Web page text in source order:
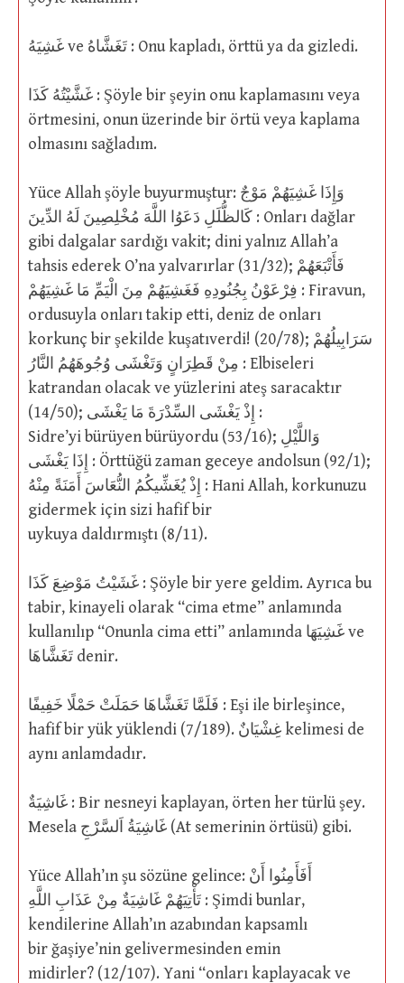
غَشِيَهُ ve تَغَشَّاهُ : Onu kapladı, örttü ya da gizledi.
غَشَّيْتُهُ كَذَا : Şöyle bir şeyin onu kaplamasını veya
örtmesini, onun üzerinde bir örtü veya kaplama
olmasını sağladım.
Yüce Allah şöyle buyurmuştur: وَإِذَا غَشِيَهُمْ مَوْجٌ
كَالظُّلَلِ دَعَوُا اللَّهَ مُخْلِصِينَ لَهُ الدِّينَ : Onları dağlar
gibi dalgalar sardığı vakit; dini yalnız Allah’a
tahsis ederek O’na yalvarırlar (31/32); فَأَتْبَعَهُمْ
فِرْعَوْنُ بِجُنُودِهِ فَغَشِيَهُمْ مِنَ الْيَمِّ مَا غَشِيَهُمْ : Firavun,
ordusuyla onları takip etti, deniz de onları
korkunç bir şekilde kuşatıverdi! (20/78); سَرَابِيلُهُمْ
مِنْ قَطِرَانٍ وَتَغْشَى وُجُوهَهُمُ النَّارُ : Elbiseleri
katrandan olacak ve yüzlerini ateş saracaktır
(14/50); إِذْ يَغْشَى السِّدْرَةَ مَا يَغْشَى :
Sidre’yi bürüyen bürüyordu (53/16); وَاللَّيْلِ
إِذَا يَغْشَى : Örttüğü zaman geceye andolsun (92/1);
إِذْ يُغَشِّيكُمُ النُّعَاسَ أَمَنَةً مِنْهُ : Hani Allah, korkunuzu
gidermek için sizi hafif bir
uykuya daldırmıştı (8/11).
غَشَيْتُ مَوْضِعَ كَذَا : Şöyle bir yere geldim. Ayrıca bu
tabir, kinayeli olarak “cima etme” anlamında
kullanılıp “Onunla cima etti” anlamında غَشِيَهَا ve
تَغَشَّاهَا denir.
فَلَمَّا تَغَشَّاهَا حَمَلَتْ حَمْلًا خَفِيفًا : Eşi ile birleşince,
hafif bir yük yüklendi (7/189). غِشْيَانٌ kelimesi de
aynı anlamdadır.
غَاشِيَةٌ : Bir nesneyi kaplayan, örten her türlü şey.
Mesela غَاشِيَةُ اَلسَّرْجِ (At semerinin örtüsü) gibi.
Yüce Allah’ın şu sözüne gelince: أَفَأَمِنُوا أَنْ
تَأْتِيَهُمْ غَاشِيَةٌ مِنْ عَذَابِ اللَّهِ : Şimdi bunlar,
kendilerine Allah’ın azabından kapsamlı
bir ğaşiye’nin gelivermesinden emin
midirler? (12/107). Yani “onları kaplayacak ve